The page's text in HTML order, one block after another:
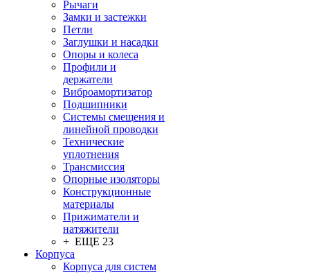
Рычаги
Замки и застежки
Петли
Заглушки и насадки
Опоры и колеса
Профили и
держатели
Виброамортизатор
Подшипники
Системы смещения и
линейной проводки
Технические
уплотнения
Трансмиссия
Опорные изоляторы
Конструкционные
материалы
Прижиматели и
натяжители
+ ЕЩЕ 23
Корпуса
Корпуса для систем